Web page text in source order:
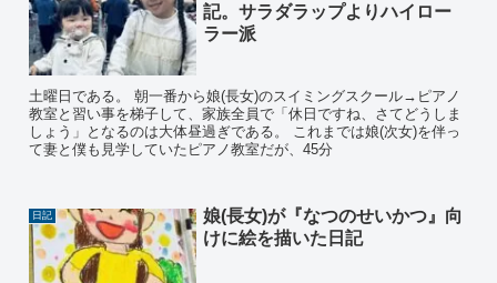
記。サラダラップよりハイロー
ラー派
土曜日である。 朝一番から娘(長女)のスイミングスクール→ピアノ
教室と習い事を梯子して、家族全員で「休日ですね、さてどうしま
しょう」となるのは大体昼過ぎである。 これまでは娘(次女)を伴っ
て妻と僕も見学していたピアノ教室だが、45分
日記
娘(長女)が『なつのせいかつ』向
けに絵を描いた日記